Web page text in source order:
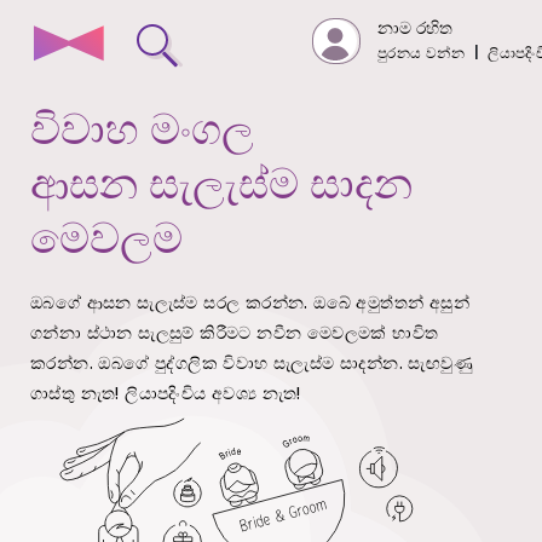
නාම රහිත
පුරනය වන්න
විවාහ මංගල
ආසන සැලැස්ම සාදන
මෙවලම
ඔබගේ ආසන සැලැස්ම සරල කරන්න. ඔබේ අමුත්තන් අසුන්
ගන්නා ස්ථාන සැලසුම් කිරීමට නවීන මෙවලමක් භාවිත
කරන්න. ඔබගේ පුද්ගලික විවාහ සැලැස්ම සාදන්න. සැඟවුණු
ගාස්තු නැත! ලියාපදිංචිය අවශ්‍ය නැත!